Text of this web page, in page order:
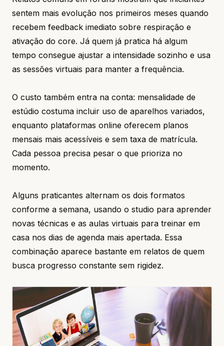
sentem mais evolução nos primeiros meses quando
recebem feedback imediato sobre respiração e
ativação do core. Já quem já pratica há algum
tempo consegue ajustar a intensidade sozinho e usa
as sessões virtuais para manter a frequência.
O custo também entra na conta: mensalidade de
estúdio costuma incluir uso de aparelhos variados,
enquanto plataformas online oferecem planos
mensais mais acessíveis e sem taxa de matrícula.
Cada pessoa precisa pesar o que prioriza no
momento.
Alguns praticantes alternam os dois formatos
conforme a semana, usando o studio para aprender
novas técnicas e as aulas virtuais para treinar em
casa nos dias de agenda mais apertada. Essa
combinação aparece bastante em relatos de quem
busca progresso constante sem rigidez.